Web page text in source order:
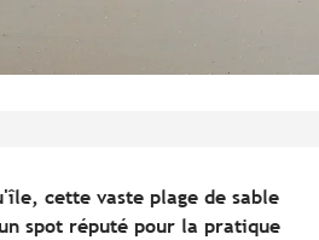
cette vaste plage de sable
spot réputé pour la pratique